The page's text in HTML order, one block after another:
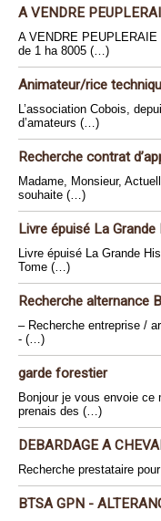
A VENDRE
A VENDRE
de 1 ha 8005 (…)
Animateur/rice
L’association Cobois,
d’amateurs (…)
Recherche contrat
Madame, Monsieur,
souhaite (…)
Livre épuisé La
Livre épuisé La Grande
Tome (…)
Recherche alternance
– Recherche entreprise /
- (…)
garde forestier
Bonjour je vous envoie ce
prenais des (…)
DEBARDAGE A
Recherche prestataire
BTSA GPN -